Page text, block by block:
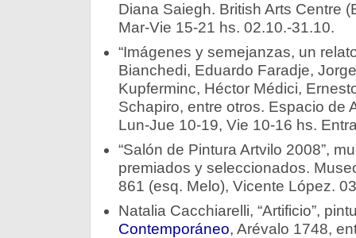
Diana Saiegh. British Arts Centre
Mar-Vie 15-21 hs. 02.10.-31.10.
“Imágenes y semejanzas, un
Bianchedi, Eduardo Faradje,
Kupferminc, Héctor Médici,
Schapiro, entre otros. Espacio de
Lun-Jue 10-19, Vie 10-16 hs.
“Salón de Pintura Artvilo 2008”,
premiados y seleccionados.
861 (esq. Melo), Vicente López.
Natalia Cacchiarelli, “Artificio”,
Contemporáneo, Arévalo 1748,